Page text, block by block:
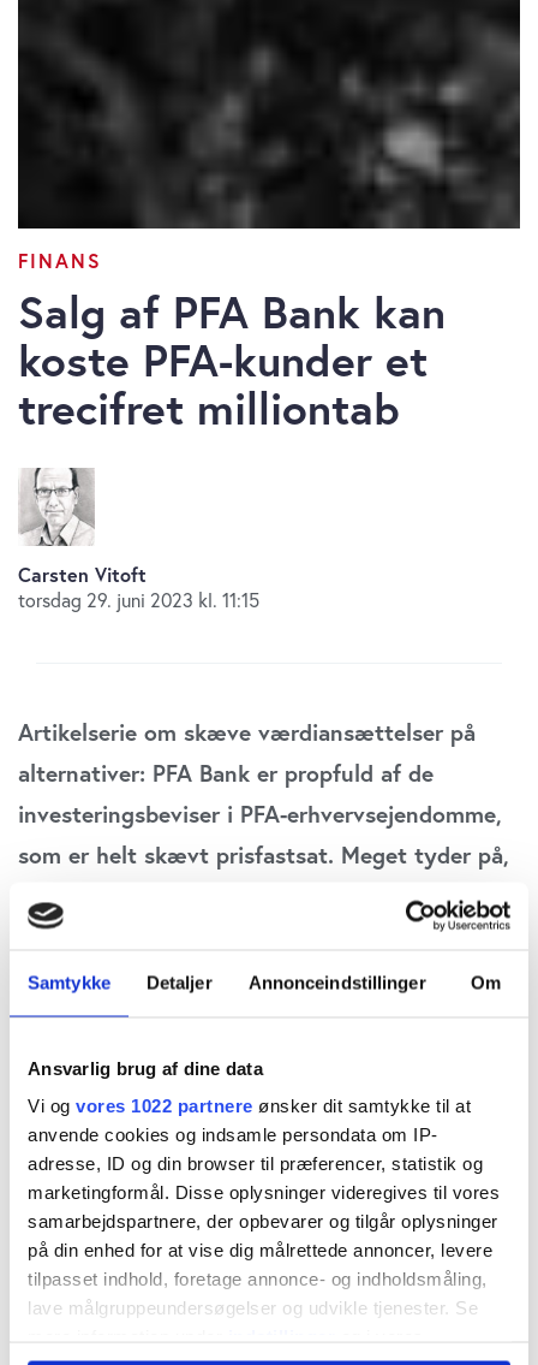
Samtykke Detaljer Annonceindstillinger Om
Ansvarlig brug af dine data
Vi og vores 1022 partnere ønsker dit samtykke til at
anvende cookies og indsamle persondata om IP-
adresse, ID og din browser til præferencer, statistik og
marketingformål. Disse oplysninger videregives til vores
samarbejdspartnere, der opbevarer og tilgår oplysninger
på din enhed for at vise dig målrettede annoncer, levere
tilpasset indhold, foretage annonce- og indholdsmåling,
lave målgruppeundersøgelser og udvikle tjenester. Se
FINANS
Salg af PFA Bank kan
koste PFA-kunder et
trecifret milliontab
Carsten Vitoft
torsdag 29. juni 2023 kl. 11:15
Artikelserie om skæve værdiansættelser på
alternativer: PFA Bank er propfuld af de
investeringsbeviser i PFA-erhvervsejendomme,
som er helt skævt prisfastsat. Meget tyder på,
at Jyske Bank efter overtagelsen af PFA Bank
også vil sælge ud af beviser i PFA-
ejendommene til forhøjede priser, skriver
fagredaktør Carsten Vitoft i denne analyse.
De 245 mio. mio. kr., som
betalte for PFA Bank, kan i stedet ende med at
blive reduceret med omkring 100 mio. kr., der
betales af PFA’s kunder.
Det skyldes, at PFA Bank er godt fyldt op med de
investeringsbeviser i PFA-erhvervsejendomme,